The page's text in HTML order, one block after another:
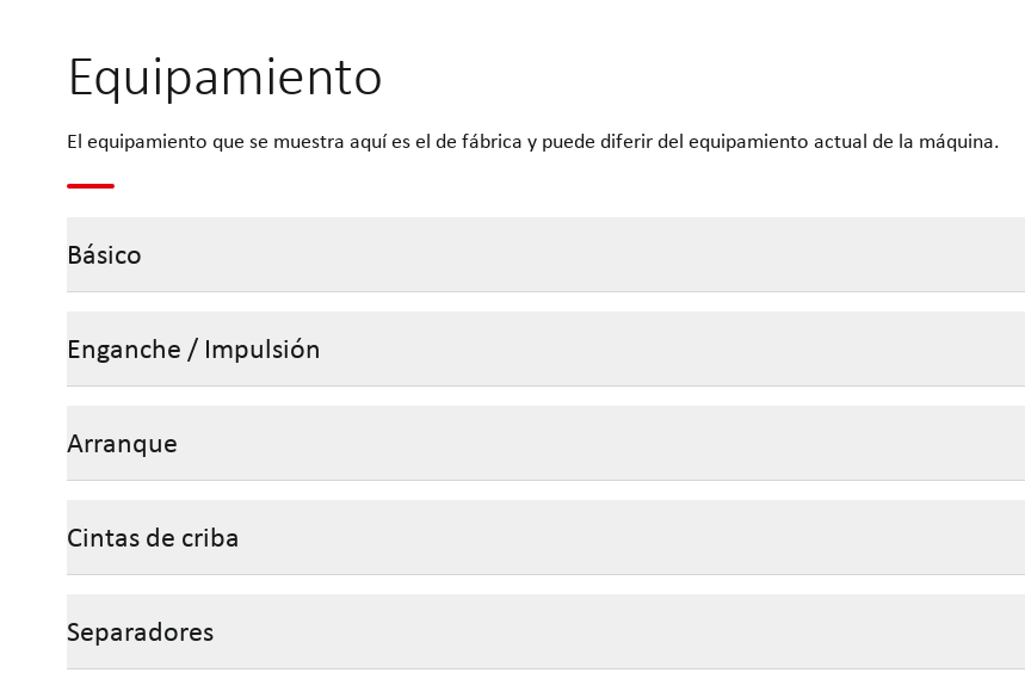
Equipamiento
El equipamiento que se muestra aquí es el de fábrica y puede diferir del equipamiento actual de la máquina.
Básico
Enganche / Impulsión
Arranque
Cintas de criba
Separadores